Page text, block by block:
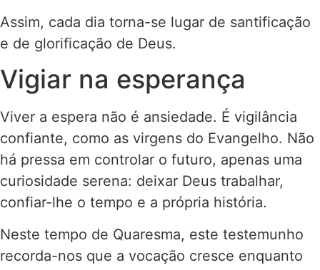
Assim, cada dia torna-se lugar de santificação
e de glorificação de Deus.
Vigiar na esperança
Viver a espera não é ansiedade. É vigilância
confiante, como as virgens do Evangelho. Não
há pressa em controlar o futuro, apenas uma
curiosidade serena: deixar Deus trabalhar,
confiar-lhe o tempo e a própria história.
Neste tempo de Quaresma, este testemunho
recorda-nos que a vocação cresce enquanto